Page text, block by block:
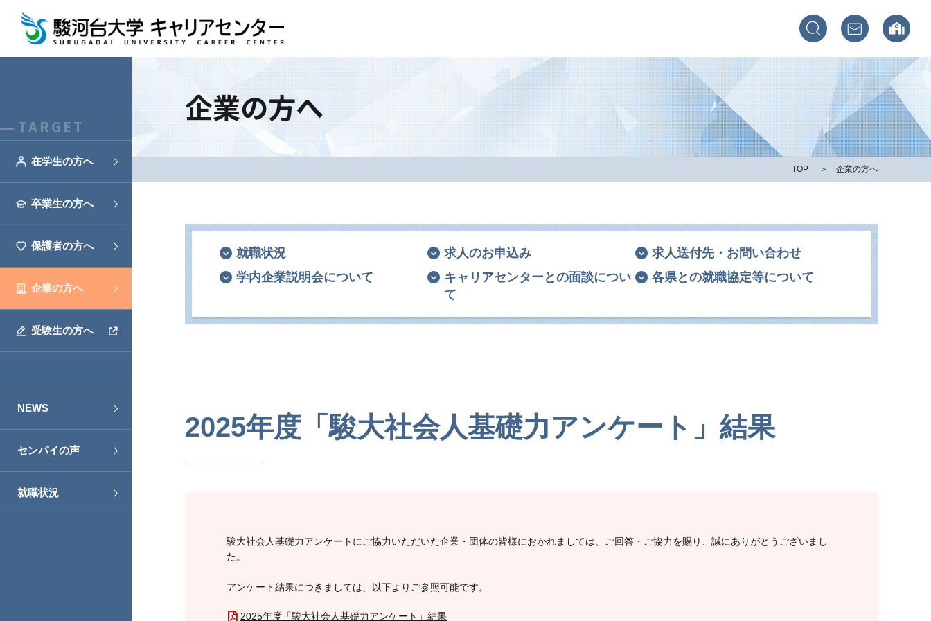
在学生の方へ
卒業生の方へ
保護者の方へ
企業の方へ
受験生の方へ
NEWS
センパイの声
就職状況
企業の方へ
TOP 企業の方へ
就職状況 求人のお申込み
求人送付先・お問い合わせ
学内企業説明会について
キャリアセンターとの面談につい
て
各県との就職協定等について
2025年度「駿大社会人基礎力アンケート」結果
駿大社会人基礎力アンケートにご協力いただいた企業・団体の皆様におかれましては、ご回答・ご協力を賜り、誠にありがとうございまし
た。
アンケート結果につきましては、以下よりご参照可能です。
2025年度「駿大社会人基礎力アンケート」結果